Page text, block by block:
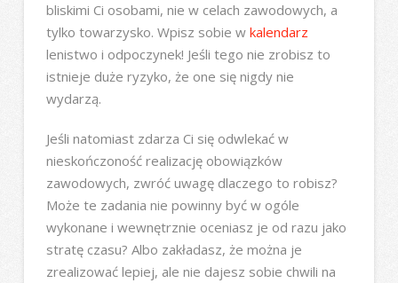
bliskimi Ci osobami, nie w celach zawodowych, a
tylko towarzysko. Wpisz sobie w kalendarz
lenistwo i odpoczynek! Jeśli tego nie zrobisz to
istnieje duże ryzyko, że one się nigdy nie
wydarzą.
Jeśli natomiast zdarza Ci się odwlekać w
nieskończoność realizację obowiązków
zawodowych, zwróć uwagę dlaczego to robisz?
Może te zadania nie powinny być w ogóle
wykonane i wewnętrznie oceniasz je od razu jako
stratę czasu? Albo zakładasz, że można je
zrealizować lepiej, ale nie dajesz sobie chwili na